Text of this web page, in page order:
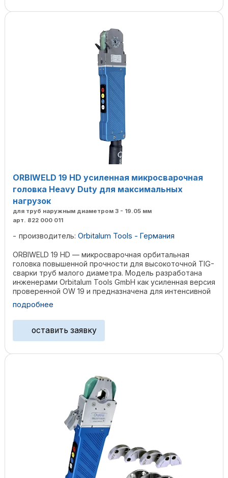
ORBIWELD 19 HD усиленная микросварочная
головка Heavy Duty для максимальных
нагрузок
для труб наружным диаметром 3 - 19.05 мм
арт. 822 000 011
производитель: Orbitalum Tools - Германия
ORBIWELD 19 HD — микросварочная орбитальная
головка повышенной прочности для высокоточной TIG-
сварки труб малого диаметра. Модель разработана
инженерами Orbitalum Tools GmbH как усиленная версия
проверенной OW 19 и предназначена для интенсивной
подробнее
оставить заявку